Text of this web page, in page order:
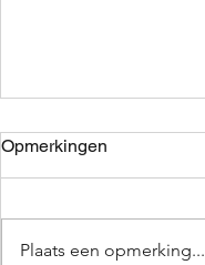
Opmerkingen
Plaats een opmerking...